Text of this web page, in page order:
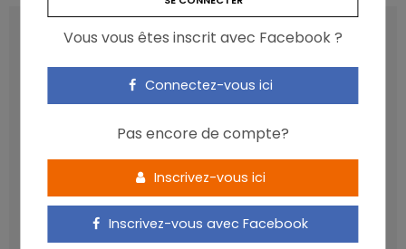
RECENT POSTS
Les anthocyanines bénéfiques pour la santé
cardiométabolique
Manger sucré augmente-t-il l’attrait pour le sucré ?
Un microbiote sain, c’est bien, mais c’est quoi ?
recommandations ?
Vous vous êtes inscrit avec Facebook ?
Connectez-vous ici
Pas encore de compte?
Inscrivez-vous ici
Inscrivez-vous avec Facebook